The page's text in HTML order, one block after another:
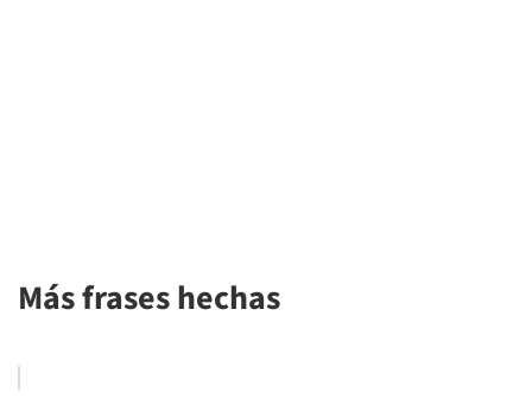
Más frases hechas